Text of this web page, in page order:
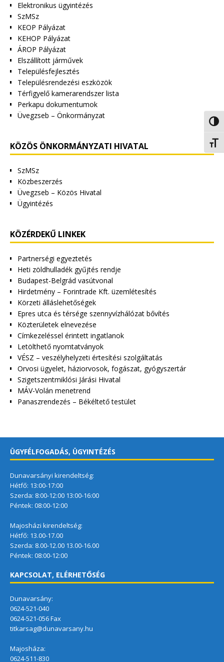
Elektronikus ügyintézés
SzMSz
KEOP Pályázat
KEHOP Pályázat
ÁROP Pályázat
Elszállított járművek
Településfejlesztés
Településrendezési eszközök
Térfigyelő kamerarendszer lista
Perkapu dokumentumok
Üvegzseb – Önkormányzat
KÖZÖS ÖNKORMÁNYZATI HIVATAL
SzMSz
Közbeszerzés
Üvegzseb – Közös Hivatal
Ügyintézés
KÖZÉRDEKŰ LINKEK
Partnerségi egyeztetés
Heti zöldhulladék gyűjtés rendje
Budapest-Belgrád vasútvonal
Hirdetmény – Forintrade Kft. üzemlétesítés
Körzeti álláslehetőségek
Epres utca és térsége szennyvízhálózat bővítés
Közterületek elnevezése
Címkezeléssel érintett ingatlanok
Letölthető nyomtatványok
VÉSZ – veszélyhelyzeti értesítési szolgáltatás
Orvosi ügyelet, háziorvosok, fogászat, gyógyszertár
Szigetszentmiklósi Járási Hivatal
MÁV-Volán menetrend
Panaszrendezés – Békéltető testület
ÜGYFÉLFOGADÁS, ÜGYINTÉZÉS
Dunavarsányi kirendeltség:
Hétfő: 13:00-17:00
Szerda: 8:00-12:00 13:00-16:00
Péntek: 08:00-12:00
Majosházi kirendeltség:
Hétfő: 13.00-17.00
Szerda: 8.00-12.00 13.00-16.00
Péntek: 08:00-12:00
KAPCSOLAT, ELÉRHETŐSÉG
Dunavarsány:
0624-521-040
0624-521-056 Fax
titkarsag@dunavarsany.hu
Majosháza:
0624-511-830